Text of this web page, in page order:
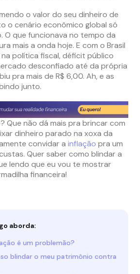
o valor do seu dinheiro de
o cenário econômico global só
O que funcionava no tempo da
mais a onda hoje. E com o Brasil
política fiscal, déficit público
desconfiado até da própria
pra mais de R$ 6,00. Ah, e as
junto.
Que não dá mais pra brincar com
dinheiro parado na xoxa da
convidar a inflação pra um
Quer saber como blindar a
lendo que eu vou te mostrar
financeira!
aborda:
é um problemão?
blindar o meu patrimônio contra